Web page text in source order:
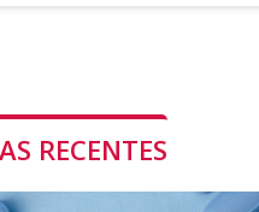
RECENTES